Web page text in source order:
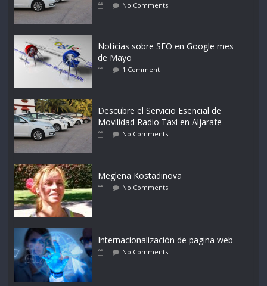
No Comments
Noticias sobre SEO en Google mes
de Mayo
1 Comment
Descubre el Servicio Esencial de
Movilidad Radio Taxi en Aljarafe
No Comments
Meglena Kostadinova
No Comments
Internacionalización de pagina web
No Comments